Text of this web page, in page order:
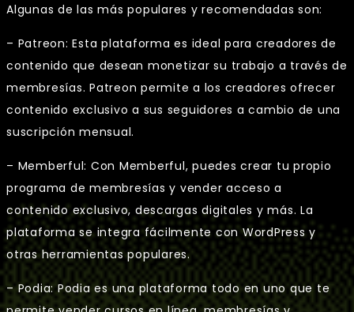
Algunas de las más populares y recomendadas son:
– Patreon: Esta plataforma es ideal para creadores de
contenido que desean monetizar su trabajo a través de
membresías. Patreon permite a los creadores ofrecer
contenido exclusivo a sus seguidores a cambio de una
suscripción mensual.
– Memberful: Con Memberful, puedes crear tu propio
programa de membresías y vender acceso a
contenido exclusivo, descargas digitales y más. La
plataforma se integra fácilmente con WordPress y
otras herramientas populares.
– Podia: Podia es una plataforma todo en uno que te